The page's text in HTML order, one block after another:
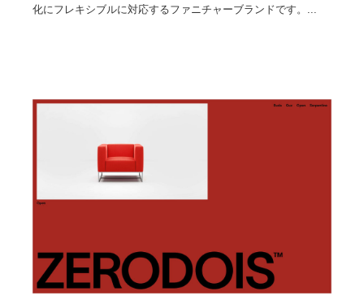
化にフレキシブルに対応するファニチャーブランドです。...